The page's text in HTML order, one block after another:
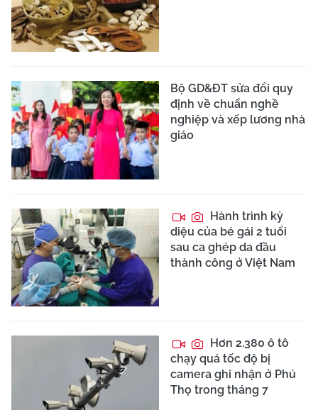
Bộ GD&ĐT sửa đổi quy
định về chuẩn nghề
nghiệp và xếp lương nhà
giáo
Hành trình kỳ
diệu của bé gái 2 tuổi
sau ca ghép da đầu
thành công ở Việt Nam
Hơn 2.380 ô tô
chạy quá tốc độ bị
camera ghi nhận ở Phú
Thọ trong tháng 7